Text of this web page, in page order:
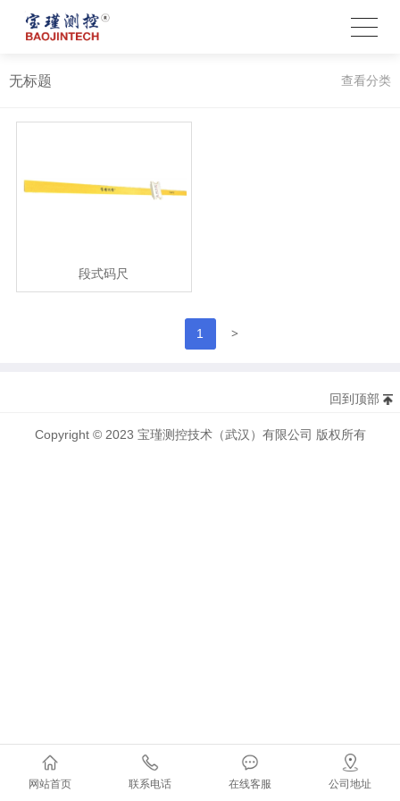
无标题 查看分类
段式码尺
1 >
网站首页 联系电话 在线客服 公司地址
回到顶部
Copyright © 2023 宝瑾测控技术（武汉）有限公司 版权所有